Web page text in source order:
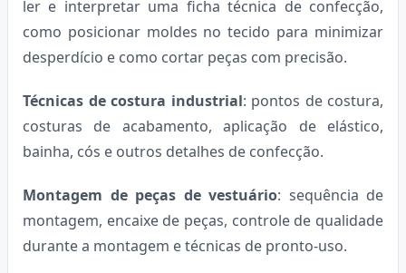
ler e interpretar uma ficha técnica de confecção,
como posicionar moldes no tecido para minimizar
desperdício e como cortar peças com precisão.
Técnicas de costura industrial: pontos de costura,
costuras de acabamento, aplicação de elástico,
bainha, cós e outros detalhes de confecção.
Montagem de peças de vestuário: sequência de
montagem, encaixe de peças, controle de qualidade
durante a montagem e técnicas de pronto-uso.